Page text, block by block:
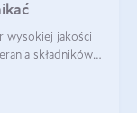
wysokiej jakości
składników